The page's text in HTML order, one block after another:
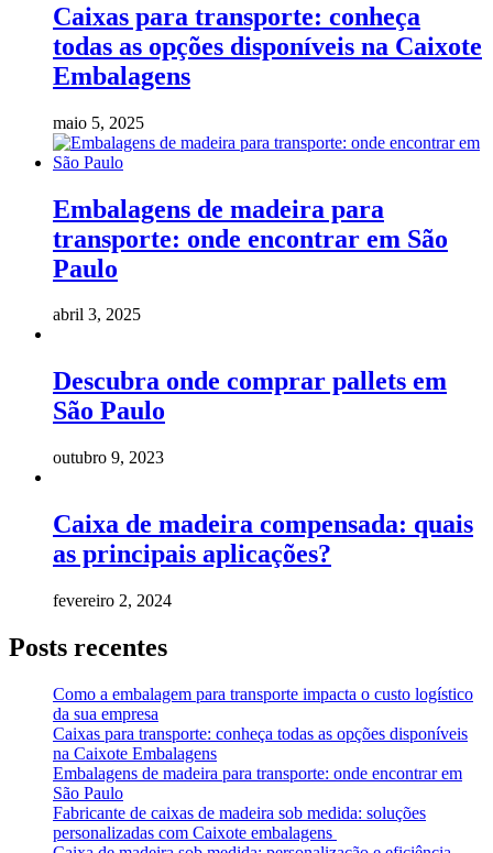
Caixas para transporte: conheça
todas as opções disponíveis na Caixote
Embalagens
maio 5, 2025
Embalagens de madeira para
transporte: onde encontrar em São
Paulo
abril 3, 2025
Descubra onde comprar pallets em
São Paulo
outubro 9, 2023
Caixa de madeira compensada: quais
as principais aplicações?
fevereiro 2, 2024
Posts recentes
Como a embalagem para transporte impacta o custo logístico
da sua empresa
Caixas para transporte: conheça todas as opções disponíveis
na Caixote Embalagens
Embalagens de madeira para transporte: onde encontrar em
São Paulo
Fabricante de caixas de madeira sob medida: soluções
personalizadas com Caixote embalagens